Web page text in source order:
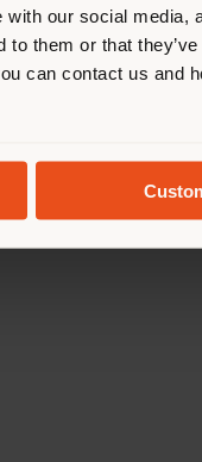
our social
to them or that
can contact us and